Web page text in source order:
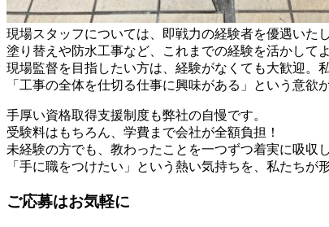
現場スタッフについては、即戦力の経験者を優遇いたし
塗り替えや防水工事など、これまでの経験を活かして
現場監督を目指したい方は、経験がなくても大歓迎。
「工事の全体を仕切る仕事に興味がある」という意欲
手厚い資格取得支援制度も弊社の自慢です。
受験料はもちろん、学費まで会社が全額負担！
未経験の方でも、教わったことを一つずつ着実に吸収
「手に職をつけたい」という熱い気持ちを、私たちが
ご応募はお気軽に